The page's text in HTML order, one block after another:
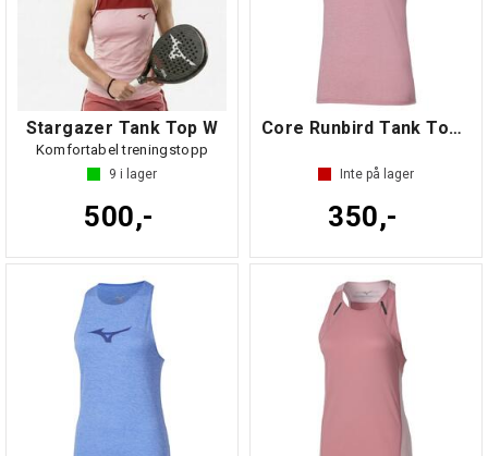
Stargazer Tank Top W
Komfortabel treningstopp
9 i lager
500,-
Core Runbird Tank Top W
Inte på lager
350,-